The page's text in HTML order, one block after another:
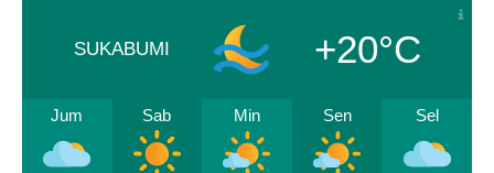
SUKABUMI +20°C
Jum Sab Min Sen Sel